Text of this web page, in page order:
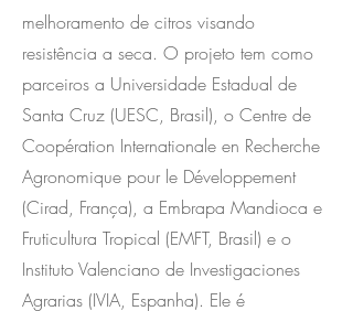
melhoramento de citros visando
resistência a seca. O projeto tem como
parceiros a Universidade Estadual de
Santa Cruz (UESC, Brasil), o Centre de
Coopération Internationale en Recherche
Agronomique pour le Développement
(Cirad, França), a Embrapa Mandioca e
Fruticultura Tropical (EMFT, Brasil) e o
Instituto Valenciano de Investigaciones
Agrarias (IVIA, Espanha). Ele é